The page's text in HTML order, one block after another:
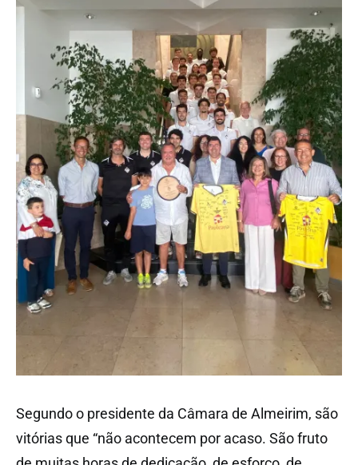
Segundo o presidente da Câmara de Almeirim, são
vitórias que “não acontecem por acaso. São fruto